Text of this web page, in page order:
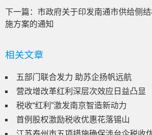
下一篇： 市政府关于印发南通市供给侧
施方案的通知
相关文章
五部门联合发力 助苏企扬帆远航
营改增改革红利深层次效应日益凸显
税收“红利”激发南京智造新动力
首例股权激励税收优惠花落锡山